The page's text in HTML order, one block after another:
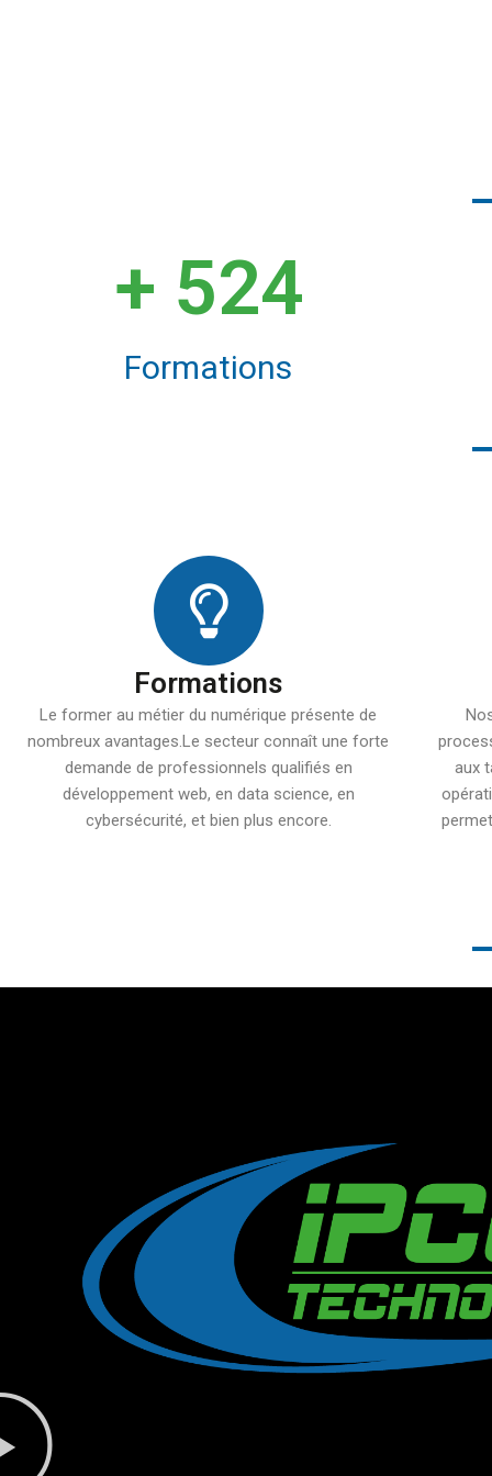
Formations
+ 524
Formations
Le former au métier du numérique présente de
nombreux avantages.Le secteur connaît une forte
demande de professionnels qualifiés en
développement web, en data science, en
cybersécurité, et bien plus encore.
aux